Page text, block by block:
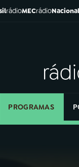
rádioMECrádioNacional
PROGRAMAS